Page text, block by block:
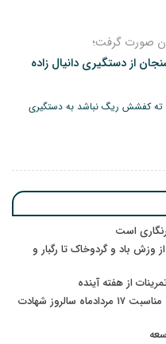
صورت گرفت؛
از دستگیری دانیال زاده
ته کفشش ریگ نباشد به دستگیری
است
وزش باد و گردوخاک تا رگبار و
پیام رئیس کل دادگستری استان کرمان به مناسبت ۱۷ مردادماه سالروز شهادت